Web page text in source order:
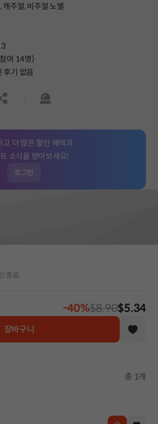
캐주얼,비주얼 노벨
여 14명)
후기 없음
유하기신고하기
고 더 많은 할인 혜택과
소식을 받아보세요!
로그인
종료
-40%$8.90$5.34
장바구니
총 1개